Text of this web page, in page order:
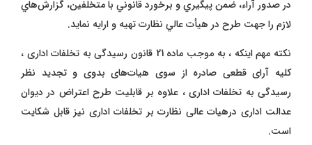
در صدو‌ر آراء، ضمن پيگيري و برخورد قانوني با متخلفين، گزارش‌هاي
لازم را جهت طرح در هيأت‌ عالي نظارت تهيه و ارايه نمايد.
نکته مهم اینکه ، به موجب ماده 21 قانون رسیدگی به تخلفات اداری ،
کلیه آرای قطعی صادره از سوی هیات‌های بدوی و تجدید نظر
رسیدگی به تخلفات اداری ، علاوه بر قابلیت طرح اعتراض در دیوان
عدالت اداری درهیات عالی نظارت بر تخلفات اداری نیز قابل شکایت
است.